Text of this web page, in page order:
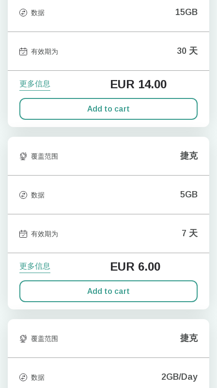
数据 15GB
有效期为 30 天
更多信息 EUR 14.00
Add to cart
覆盖范围 捷克
数据 5GB
有效期为 7 天
更多信息 EUR 6.00
Add to cart
覆盖范围 捷克
数据 2GB/Day